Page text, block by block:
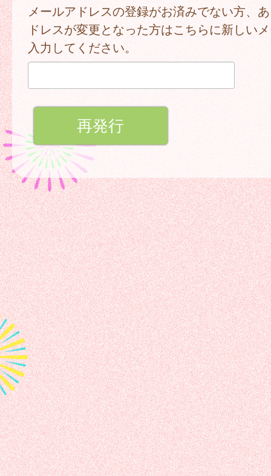
メールアドレスの登録がお済みでない方、
ドレスが変更となった方はこちらに新しい
入力してください。